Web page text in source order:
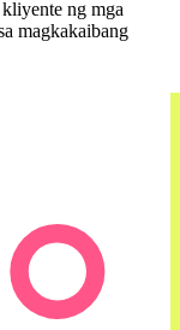
ng mga
magkakaibang